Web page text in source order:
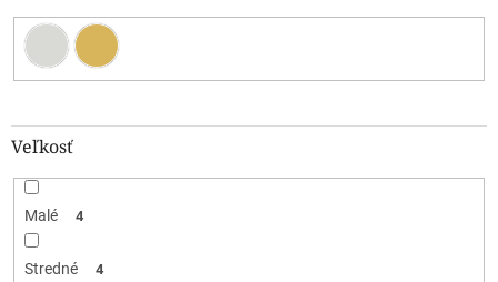
Veľkosť
Malé 4
Stredné 4